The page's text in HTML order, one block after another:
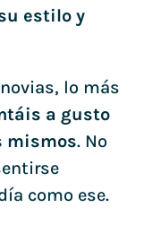
estilo y
lo más
a gusto
mismos. No
como ese.